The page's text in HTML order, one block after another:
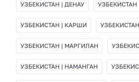
УЗБЕКИСТАН | ДЕНАУ
УЗБЕКИСТАН | КАРШИ
УЗБЕКИСТАН | МАРГИЛАН
УЗБЕКИСТАН | НАМАНГАН